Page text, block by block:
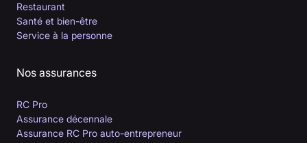
Restaurant
Santé et bien-être
Service à la personne
Nos assurances
RC Pro
Assurance décennale
Assurance RC Pro auto-entrepreneur